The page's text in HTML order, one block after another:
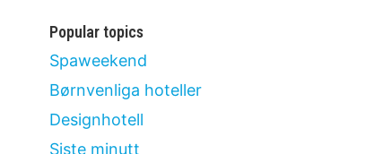
Popular topics
Spaweekend
Børnvenliga hoteller
Designhotell
Siste minutt